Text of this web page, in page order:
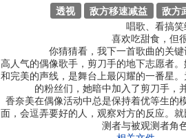
透视 敌方移速减益
敌方
唱歌、看搞笑
喜欢吃甜食，但
你猜猜看，我下一首歌曲的关
高人气的偶像歌手，剪刀手的地下志愿者
和完美的声线，是舞台上最闪耀的一番星
的粉丝们，她暗中加入了剪刀手，
香奈美在偶像活动中总是保持着优等生的
面，会逗弄要好的人，观察对方的反应。
测者与被观测者角